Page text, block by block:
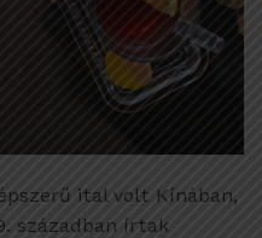
ital volt Kínában,
században írtak